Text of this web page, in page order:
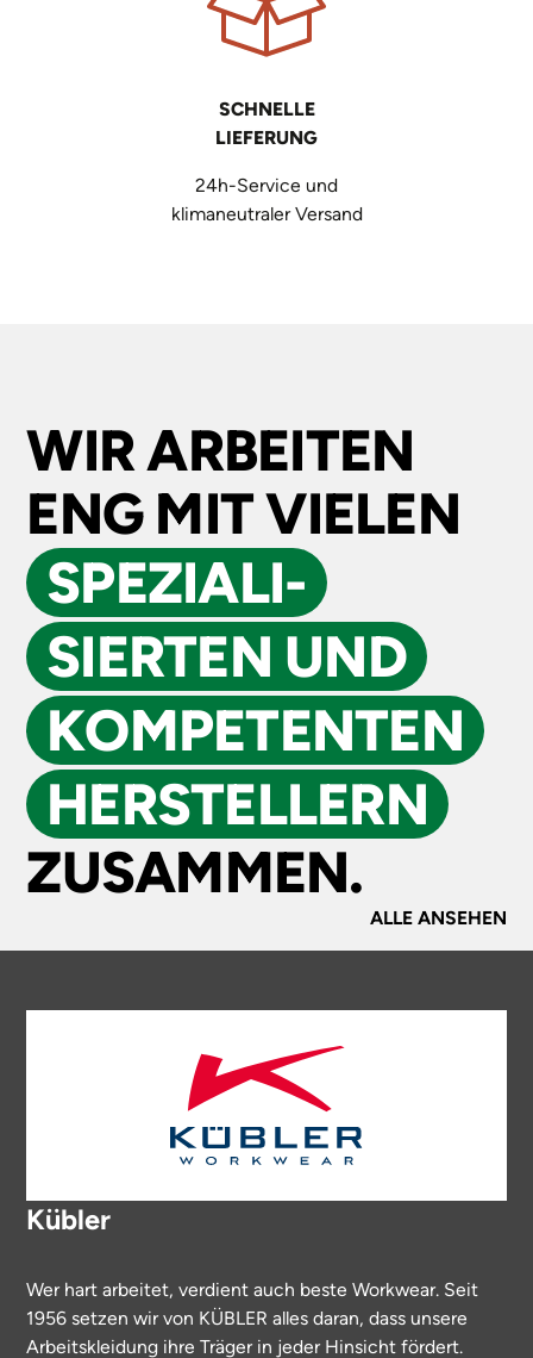
SCHNELLE
LIEFERUNG
24h-Service und
klimaneutraler Versand
WIR ARBEITEN
ENG MIT VIELEN
SPEZIALI­
SIERTEN UND
KOMPE­TENTEN
HERSTELLERN
ZUSAMMEN.
ALLE ANSEHEN
Kübler
Wer hart arbeitet, verdient auch beste Workwear. Seit
1956 setzen wir von KÜBLER alles daran, dass unsere
Arbeitskleidung ihre Träger in jeder Hinsicht fördert.